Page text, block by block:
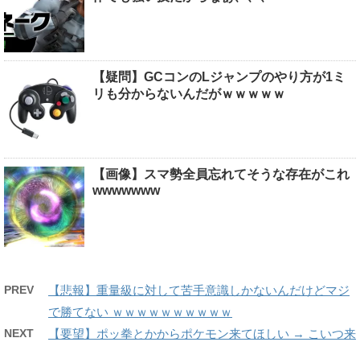
【疑問】GCコンのLジャンプのやり方が1ミ
リも分からないんだがｗｗｗｗｗ
【画像】スマ勢全員忘れてそうな存在がこれ
wwwwwww
PREV
【悲報】重量級に対して苦手意識しかないんだけどマジ
で勝てない ｗｗｗｗｗｗｗｗｗｗ
NEXT
【要望】ポッ拳とかからポケモン来てほしい → こいつ来